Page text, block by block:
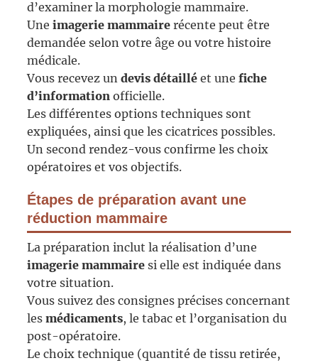
d’examiner la morphologie mammaire.
Une imagerie mammairerécente peut être
demandée selon votre âge ou votre histoire
médicale.
Vous recevez un devis détailléet une fiche
d’informationofficielle.
Les différentes options techniques sont
expliquées, ainsi que les cicatrices possibles.
Un second rendez-vous confirme les choix
opératoires et vos objectifs.
Étapes de préparation avant une
réduction mammaire
La préparation inclut la réalisation d’une
imagerie mammairesi elle est indiquée dans
votre situation.
Vous suivez des consignes précises concernant
les médicaments, le tabac et l’organisation du
post-opératoire.
Le choix technique (quantité de tissu retirée,